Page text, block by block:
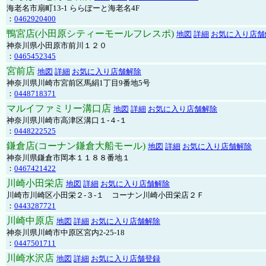
海老名市扇町13-1 ららぽーと海老名4F
： 0462920400
鴨宮店(小田原シティーモールフレスポ) 地図 詳細 お気に入り店
神奈川県小田原市前川１２０
： 0465452345
宮前店 地図 詳細 お気に入り店舗解除
神奈川県川崎市宮前区馬絹1丁目9番地5号
： 0448718371
マルイファミリー溝口店 地図 詳細 お気に入り店舗解除
神奈川県川崎市高津区溝口１-４-１
： 0448222525
鎌倉店(コーナン鎌倉大船モール) 地図 詳細 お気に入り店舗解除
神奈川県鎌倉市岡本１１８８番地１
： 0467421422
川崎小田栄店 地図 詳細 お気に入り店舗解除
川崎市川崎区小田栄２‐３‐１ コーナン川崎小田栄店２Ｆ
： 0443287721
川崎中原店 地図 詳細 お気に入り店舗解除
神奈川県川崎市中原区宮内2-25-18
： 0447501711
川崎水沢店 地図 詳細 お気に入り店舗登録